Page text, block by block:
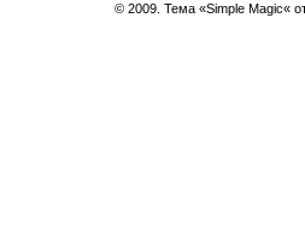
© 2009. Тема «Simple Magic«